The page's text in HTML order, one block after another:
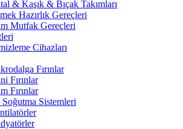
& Kaşık & Bıçak Takımları
Hazırlık Gereçleri
Mutfak Gereçleri
Cihazları
Fırınlar
Fırınlar
Fırınlar
Soğutma Sistemleri